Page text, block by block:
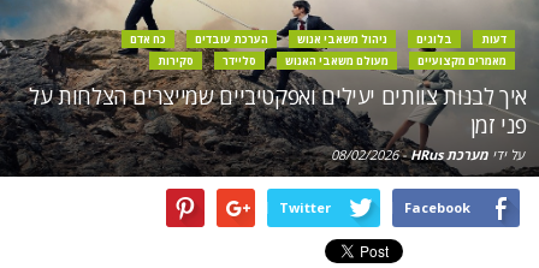
דעות בלוגים ניהול משאבי אנוש הערכת עובדים
כח אדם
מאמרים מקצועיים
מעולם משאבי האנוש סליידר סקירות
איך לבנות צוותים יעילים ואפקטיביים שמייצרים הצלחות על
פני זמן
על ידי מערכת HRus -
08/02/2026
Facebook
Twitter